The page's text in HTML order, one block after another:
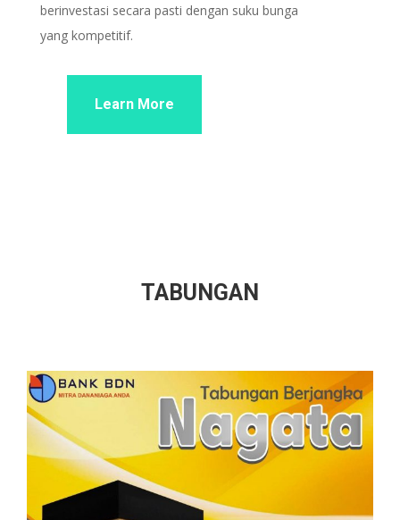
berinvestasi secara pasti dengan suku bunga
yang kompetitif.
Learn More
TABUNGAN